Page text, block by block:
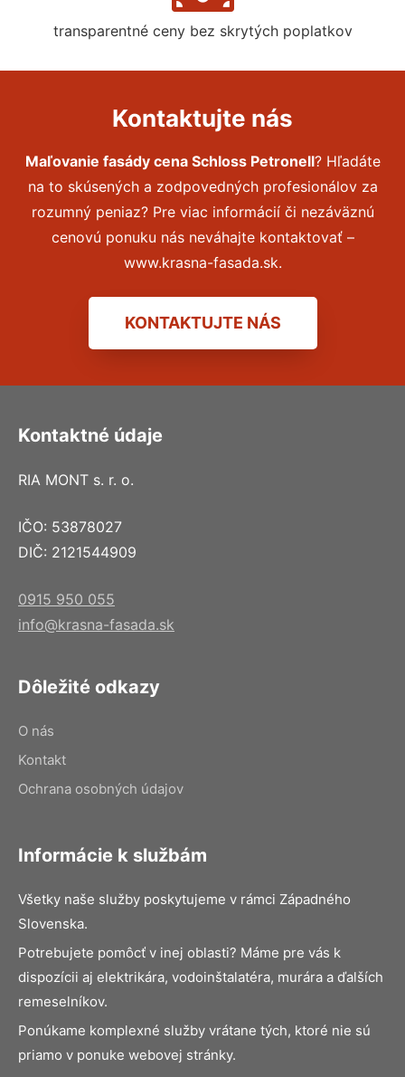
transparentné ceny bez skrytých poplatkov
Kontaktujte nás
Maľovanie fasády cena Schloss Petronell? Hľadáte
na to skúsených a zodpovedných profesionálov za
rozumný peniaz? Pre viac informácií či nezáväznú
cenovú ponuku nás neváhajte kontaktovať –
www.krasna-fasada.sk.
KONTAKTUJTE NÁS
Kontaktné údaje
RIA MONT s. r. o.
IČO: 53878027
DIČ: 2121544909
0915 950 055
info@krasna-fasada.sk
Dôležité odkazy
O nás
Kontakt
Ochrana osobných údajov
Informácie k službám
Všetky naše služby poskytujeme v rámci Západného
Slovenska.
Potrebujete pomôcť v inej oblasti? Máme pre vás k
dispozícii aj elektrikára, vodoinštalatéra, murára a ďalších
remeselníkov.
Ponúkame komplexné služby vrátane tých, ktoré nie sú
priamo v ponuke webovej stránky.